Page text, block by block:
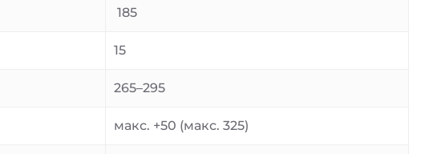
185
15
265–295
макс. +50 (макс. 325)